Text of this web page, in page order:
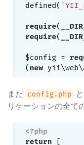
defined(
require(
require(
$config =
(new
また config.php
リケーションの全て
<?php
return [